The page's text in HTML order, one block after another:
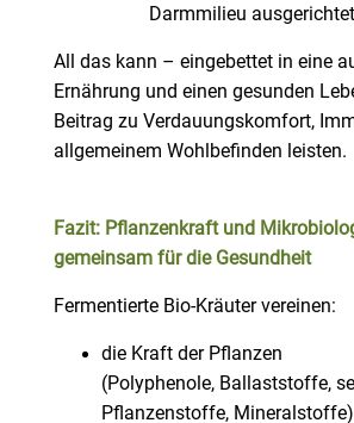
Darmmilieu
All das kann – eingebettet in eine
Ernährung und einen gesunden
Beitrag zu Verdauungskomfort,
allgemeinem Wohlbefinden leisten.
Fazit: Pflanzenkraft und
gemeinsam für die Gesundheit
Fermentierte Bio-Kräuter vereinen:
die Kraft der Pflanzen
(Polyphenole, Ballaststoffe,
Pflanzenstoffe, Mineralstoffe)